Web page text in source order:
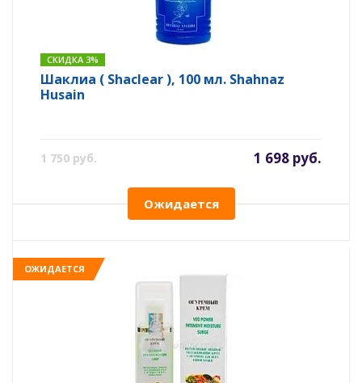
СКИДКА 3%
Шаклиа ( Shaclear ), 100 мл. Shahnaz
Husain
1 750 руб. 1 698 руб.
Ожидается
ОЖИДАЕТСЯ